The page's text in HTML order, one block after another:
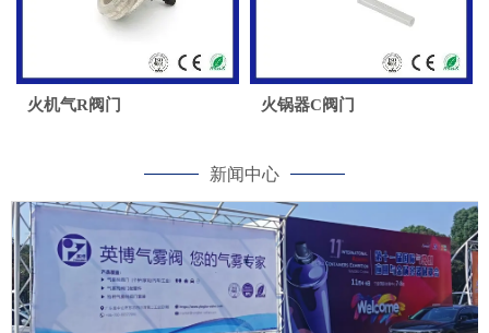
火机气R阀门 火锅器C阀门
新闻中心